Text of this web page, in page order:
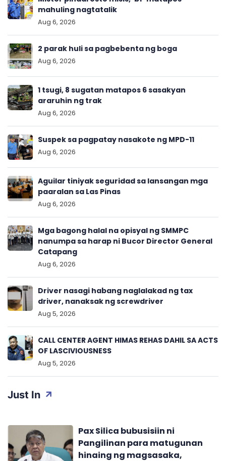
Just In
Pax Silica bubusisiin ni
Pangilinan para matugunan
hinaing ng magsasaka,
mahuling nagtatalik
Aug 6, 2026
2 parak huli sa pagbebenta ng boga
Aug 6, 2026
1 tsugi, 8 sugatan matapos 6 sasakyan
araruhin ng trak
Aug 6, 2026
Suspek sa pagpatay nasakote ng MPD-11
Aug 6, 2026
Aguilar tiniyak seguridad sa lansangan mga
paaralan sa Las Pinas
Aug 6, 2026
Mga bagong halal na opisyal ng SMMPC
nanumpa sa harap ni Bucor Director General
Catapang
Aug 6, 2026
Driver nasagi habang naglalakad ng tax
driver, nanaksak ng screwdriver
Aug 5, 2026
CALL CENTER AGENT HIMAS REHAS DAHIL SA ACTS
OF LASCIVIOUSNESS
Aug 5, 2026